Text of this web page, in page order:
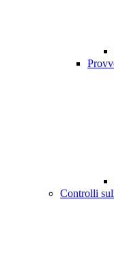
Controlli